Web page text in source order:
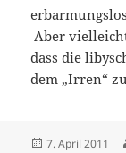
Aber
dass die
dem „Irren“
Veröffentlicht
7. April 2011